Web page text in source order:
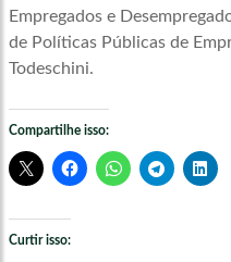
Empregados e
de Políticas Públicas de
Todeschini.
Compartilhe isso:
Curtir isso: